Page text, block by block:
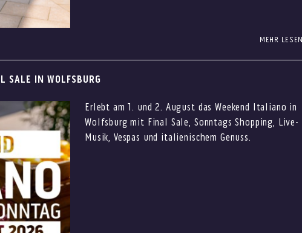
über 100 Marken.
für sonnige Tage oder eine kleine Erfrischung zwischendurch:
und entspannte Auszeiten an einem Ort.
entdecken
MEHR LESEN
SALE IN WOLFSBURG
Erlebt am 1. und 2. August das Weekend Italiano in
Wolfsburg mit Final Sale, Sonntags Shopping, Live-
Musik, Vespas und italienischem Genuss.